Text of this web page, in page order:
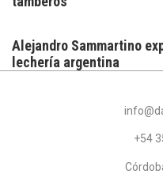
Alejandro Sammartino
lechería argentina
+54